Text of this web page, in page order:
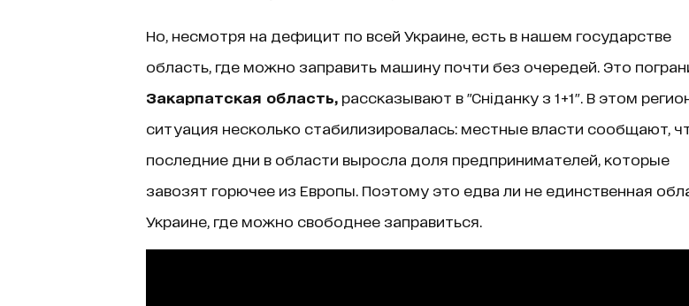
Но, несмотря на дефицит по всей Украине, есть в нашем государстве
область, где можно заправить машину почти без очередей. Это
Закарпатская область,рассказывают в "Сніданку з 1+1". В этом
ситуация несколько стабилизировалась: местные власти сообщают,
последние дни в области выросла доля предпринимателей, которые
завозят горючее из Европы. Поэтому это едва ли не единственная
Украине, где можно свободнее заправиться.